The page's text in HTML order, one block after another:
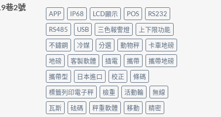
巷2號
APP IP68 LCD顯示 POS
RS232
RS485
USB 三色報警燈
上下限功能
不鏽鋼
冷媒 分選 動物秤
卡車地磅
地磅
客製軟體 插電 攜帶
攜帶地磅
攜帶型
日本進口 校正
條碼
標籤列印電子秤
檢重 活動輪
無線
瓦斯
砝碼 秤重軟體 移動 精密